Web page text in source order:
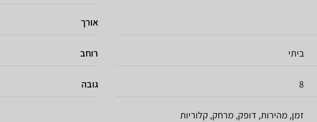
ביתי
8
זמן, מהירות, דופק, מרחק, קלוריות
אורך
רוחב
גובה